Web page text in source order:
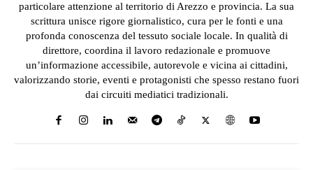
particolare attenzione al territorio di Arezzo e provincia. La sua
scrittura unisce rigore giornalistico, cura per le fonti e una
profonda conoscenza del tessuto sociale locale. In qualità di
direttore, coordina il lavoro redazionale e promuove
un’informazione accessibile, autorevole e vicina ai cittadini,
valorizzando storie, eventi e protagonisti che spesso restano fuori
dai circuiti mediatici tradizionali.